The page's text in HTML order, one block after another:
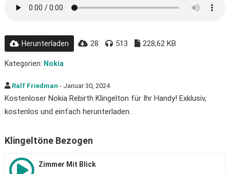
Herunterladen 28 513 228,62 KB
Kategorien: Nokia
Ralf Friedman - Januar 30, 2024
Kostenloser Nokia Rebirth Klingelton für Ihr Handy! Exklusiv,
kostenlos und einfach herunterladen.
Klingeltöne Bezogen
Zimmer Mit Blick